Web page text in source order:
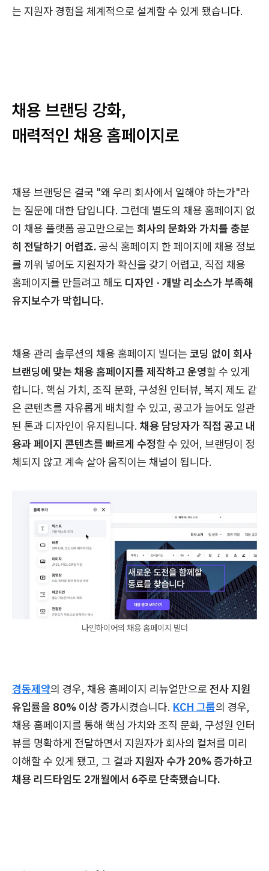
는 지원자 경험을 체계적으로 설계할 수 있게 됐습니다.
채용 브랜딩 강화,
매력적인 채용 홈페이지로
채용 브랜딩은 결국 "왜 우리 회사에서 일해야 하는가"라
는 질문에 대한 답입니다. 그런데 별도의 채용 홈페이지 없
이 채용 플랫폼 공고만으로는 회사의 문화와 가치를 충분
히 전달하기 어렵죠. 공식 홈페이지 한 페이지에 채용 정보
를 끼워 넣어도 지원자가 확신을 갖기 어렵고, 직접 채용
홈페이지를 만들려고 해도 디자인 · 개발 리소스가 부족해
유지보수가 막힙니다.
채용 관리 솔루션의 채용 홈페이지 빌더는 코딩 없이 회사
브랜딩에 맞는 채용 홈페이지를 제작하고 운영할 수 있게
합니다. 핵심 가치, 조직 문화, 구성원 인터뷰, 복지 제도 같
은 콘텐츠를 자유롭게 배치할 수 있고, 공고가 늘어도 일관
된 톤과 디자인이 유지됩니다. 채용 담당자가 직접 공고 내
용과 페이지 콘텐츠를 빠르게 수정할 수 있어, 브랜딩이 정
체되지 않고 계속 살아 움직이는 채널이 됩니다.
나인하이어의 채용 홈페이지 빌더
경동제약의 경우, 채용 홈페이지 리뉴얼만으로 전사 지원
유입률을 80% 이상 증가시켰습니다. KCH 그룹의 경우,
채용 홈페이지를 통해 핵심 가치와 조직 문화, 구성원 인터
뷰를 명확하게 전달하면서 지원자가 회사의 컬처를 미리
이해할 수 있게 됐고, 그 결과지원자 수가 20% 증가하고
채용 리드타임도 2개월에서 6주로 단축됐습니다.